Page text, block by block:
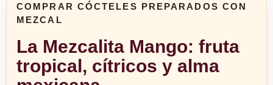
COMPRAR CÓCTELES PREPARADOS CON
MEZCAL
La Mezcalita Mango: fruta
tropical, cítricos y alma